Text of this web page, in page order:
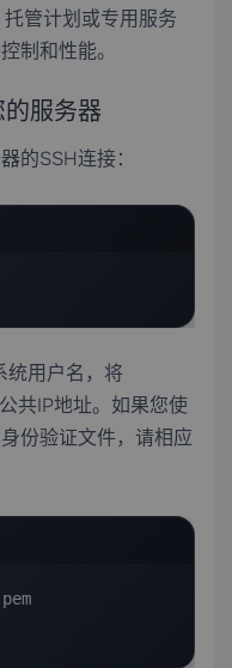
托管计划或专用服务
制和性能。
服务器
的SSH连接：
统用户名，将
共IP地址。如果您使
份验证文件，请相应